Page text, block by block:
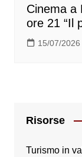
Cinema a
ore 21 “Il
15/07/2026
Risorse
Turismo in